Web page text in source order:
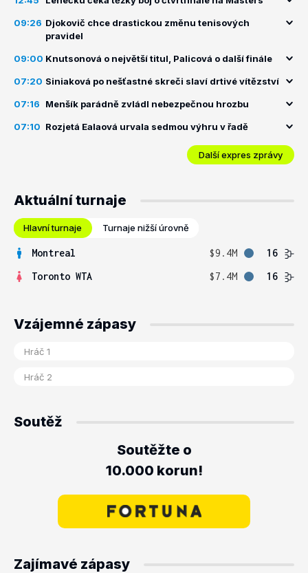
09:26 Djokovič chce drastickou změnu tenisových
pravidel
09:00 Knutsonová o největší titul, Palicová o další finále
07:20 Siniaková po nešťastné skreči slaví drtivé vítězství
07:16 Menšík parádně zvládl nebezpečnou hrozbu
07:10 Rozjetá Ealaová urvala sedmou výhru v řadě
Další expres zprávy
Aktuální turnaje
Hlavní turnaje Turnaje nižší úrovně
Montreal $9.4M
16
Toronto WTA
$7.4M 16
Vzájemné zápasy
Soutěž
Soutěžte o
10.000 korun!
Zajímavé zápasy